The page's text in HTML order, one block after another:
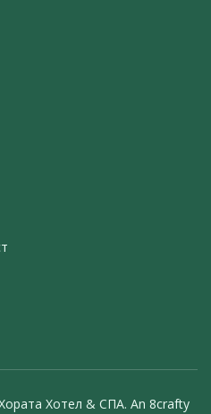
Хотел & СПА. An 8crafty